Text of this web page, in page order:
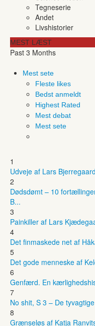
Tegneserie
Andet
Livshistorier
MEST LÆST
Past 3 Months
Mest sete
Fleste likes
Bedst anmeldt
Highest Rated
Mest debat
Mest sete
1
Udveje af Lars
2
Dødsdømt – 10
B...
3
Painkiller af Lars
4
Det finmaskede net af
5
Det gode menneske af
6
Genfærd. En
7
No shit, S 3 – De
8
Grænseløs af Katja